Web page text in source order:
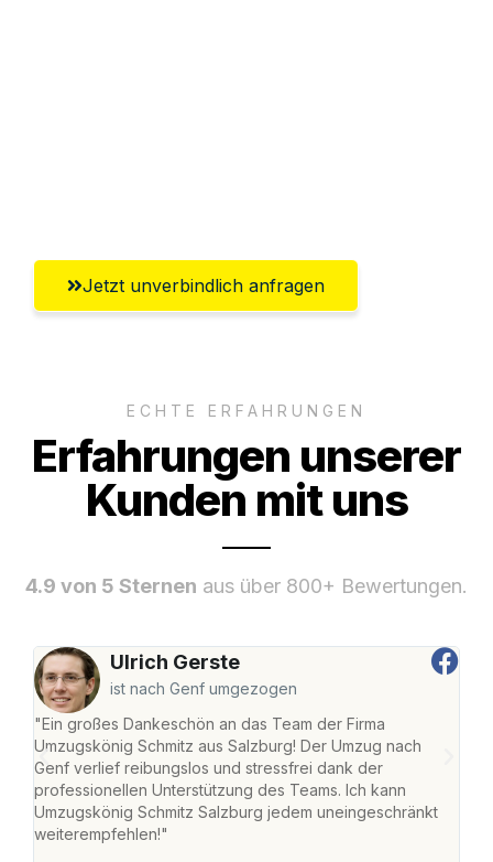
Jetzt unverbindlich anfragen
ECHTE ERFAHRUNGEN
Erfahrungen unserer
Kunden mit uns
4.9 von 5 Sternen aus über 800+ Bewertungen.
Ulrich Gerste
ist nach Genf umgezogen
"Ein großes Dankeschön an das Team der Firma
Umzugskönig Schmitz aus Salzburg! Der Umzug nach
Genf verlief reibungslos und stressfrei dank der
professionellen Unterstützung des Teams. Ich kann
Umzugskönig Schmitz Salzburg jedem uneingeschränkt
weiterempfehlen!"